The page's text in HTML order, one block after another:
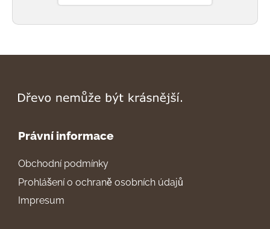
Právní informace
Obchodní podmínky
Prohlášení o ochraně osobních údajů
Impresum